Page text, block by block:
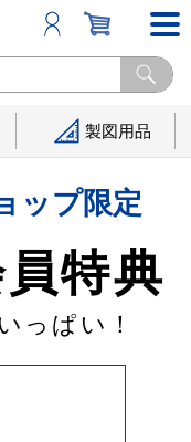
製図用品
ップ限定
特典
っぱい！